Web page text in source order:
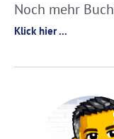
Noch mehr
Klick hier ...